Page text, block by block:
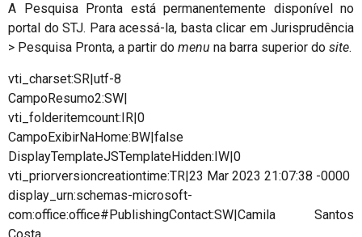
A Pesquisa Pronta está permanentemente disponível no
portal do STJ. Para acessá-la, basta clicar em Jurisprudência
> Pesquisa Pronta, a partir do menu na barra superior do site.
vti_charset:SR|utf-8
CampoResumo2:SW|
vti_folderitemcount:IR|0
CampoExibirNaHome:BW|false
DisplayTemplateJSTemplateHidden:IW|0
vti_priorversioncreationtime:TR|23 Mar 2023 21:07:38 -0000
display_urn:schemas-microsoft-
com:office:office#PublishingContact:SW|Camila Santos
Costa